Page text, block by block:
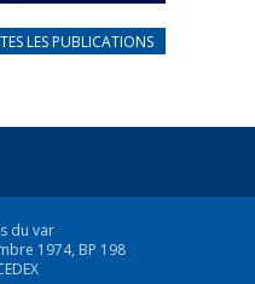
les réfugiés
LES PUBLICATIONS
du var
1974, BP 198